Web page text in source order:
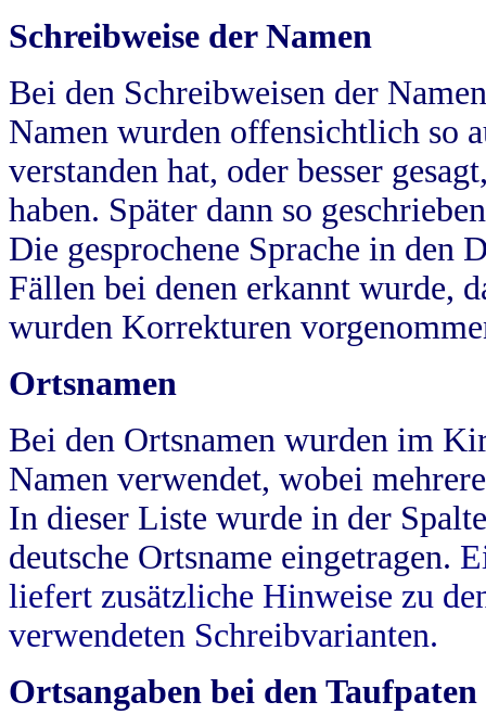
Schreibweise der Namen
Bei den Schreibweisen der
Namen wurden offensichtlich so
verstanden hat, oder besser
haben. Später dann so
Die gesprochene Sprache in
Fällen bei denen erkannt wurde,
wurden Korrekturen
Ortsnamen
Bei den Ortsnamen wurden im
Namen verwendet, wobei
In dieser Liste wurde in der
deutsche Ortsname eingetragen.
liefert zusätzliche Hinweise zu
verwendeten Schreibvarianten.
Ortsangaben bei den Taufpaten